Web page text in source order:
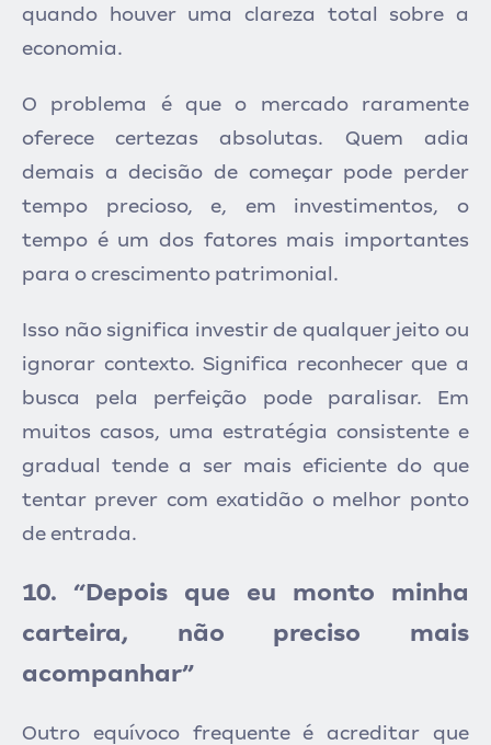
quando houver uma clareza total sobre a
economia.
O problema é que o mercado raramente
oferece certezas absolutas. Quem adia
demais a decisão de começar pode perder
tempo precioso, e, em investimentos, o
tempo é um dos fatores mais importantes
para o crescimento patrimonial.
Isso não significa investir de qualquer jeito ou
ignorar contexto. Significa reconhecer que a
busca pela perfeição pode paralisar. Em
muitos casos, uma estratégia consistente e
gradual tende a ser mais eficiente do que
tentar prever com exatidão o melhor ponto
de entrada.
10. “Depois que eu monto minha
carteira, não preciso mais
acompanhar”
Outro equívoco frequente é acreditar que